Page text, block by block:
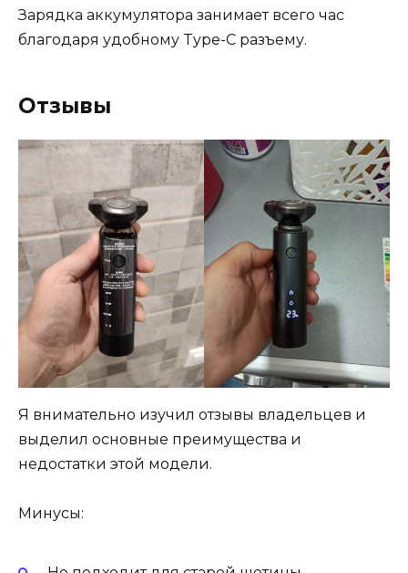
Зарядка аккумулятора занимает всего час
благодаря удобному Type-C разъему.
Отзывы
Я внимательно изучил отзывы владельцев и
выделил основные преимущества и
недостатки этой модели.
Минусы: